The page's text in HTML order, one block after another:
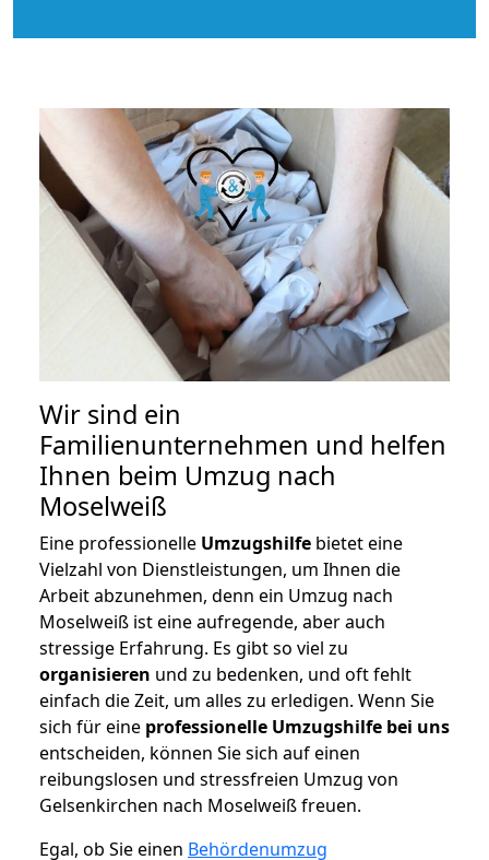
Wir sind ein
Familienunternehmen und helfen
Ihnen beim Umzug nach
Moselweiß
Eine professionelle Umzugshilfe bietet eine
Vielzahl von Dienstleistungen, um Ihnen die
Arbeit abzunehmen, denn ein Umzug nach
Moselweiß ist eine aufregende, aber auch
stressige Erfahrung. Es gibt so viel zu
organisieren und zu bedenken, und oft fehlt
einfach die Zeit, um alles zu erledigen. Wenn Sie
sich für eine professionelle Umzugshilfe bei uns
entscheiden, können Sie sich auf einen
reibungslosen und stressfreien Umzug von
Gelsenkirchen nach Moselweiß freuen.
Egal, ob Sie einen Behördenumzug